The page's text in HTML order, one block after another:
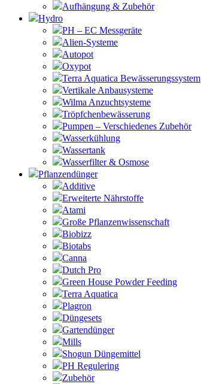
Aufhängung & Zubehör
Hydro
PH – EC Messgeräte
Alien-Systeme
Autopot
Oxypot
Terra Aquatica Bewässerungssystem
Vertikale Anbausysteme
Wilma Anzuchtsysteme
Tröpfchenbewässerung
Pumpen – Verschiedenes Zubehör
Wasserkühlung
Wassertank
Wasserfilter & Osmose
Pflanzendünger
Additive
Erweiterte Nährstoffe
Atami
Große Pflanzenwissenschaft
Biobizz
Biotabs
Canna
Dutch Pro
Green House Powder Feeding
Terra Aquatica
Plagron
Düngesets
Gartendünger
Mills
Shogun Düngemittel
PH Regulering
Zubehör